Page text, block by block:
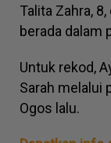
Talita Zahra,
berada dalam
Untuk rekod,
Sarah melalui
Ogos lalu.